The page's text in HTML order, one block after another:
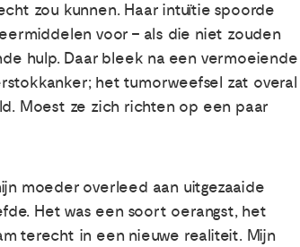
zou kunnen. Haar intuïtie spoorde
voor – als die niet zouden
hulp. Daar bleek na een vermoeiende
het tumorweefsel zat overal
Moest ze zich richten op een paar
moeder overleed aan uitgezaaide
Het was een soort oerangst, het
terecht in een nieuwe realiteit. Mijn